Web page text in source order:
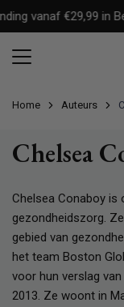
naar
content
vanaf €29,99 in
Home Auteurs
Chelsea
Chelsea Conaboy is
gezondheidszorg.
gebied van
het team Boston
voor hun verslag
2013. Ze woont in